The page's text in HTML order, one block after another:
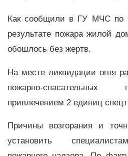
Как сообщили в ГУ МЧС по
результате пожара жилой
обошлось без жертв.
На месте ликвидации огня
пожарно-
привлечением 2 единиц
Причины возгорания и
установить